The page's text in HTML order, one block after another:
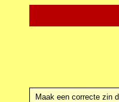
Maak een correcte zin